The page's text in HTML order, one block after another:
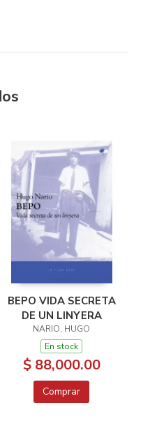
BEPO VIDA SECRETA
DE UN LINYERA
NARIO, HUGO
En stock
$ 88,000.00
Comprar